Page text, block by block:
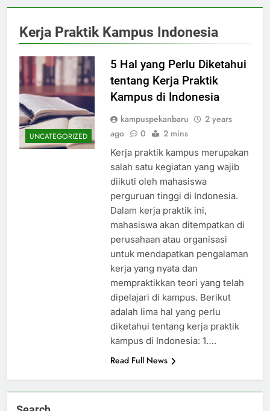
Kerja Praktik Kampus Indonesia
UNCATEGORIZED
5 Hal yang Perlu Diketahui
tentang Kerja Praktik
Kampus di Indonesia
kampuspekanbaru
2 years
ago
0 2 mins
Kerja praktik kampus merupakan
salah satu kegiatan yang wajib
diikuti oleh mahasiswa
perguruan tinggi di Indonesia.
Dalam kerja praktik ini,
mahasiswa akan ditempatkan di
perusahaan atau organisasi
untuk mendapatkan pengalaman
kerja yang nyata dan
mempraktikkan teori yang telah
dipelajari di kampus. Berikut
adalah lima hal yang perlu
diketahui tentang kerja praktik
kampus di Indonesia: 1….
Read Full News